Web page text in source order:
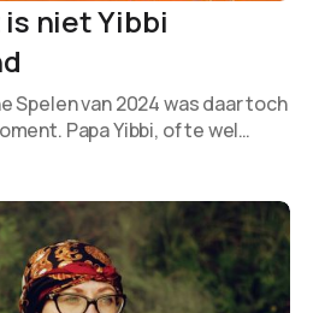
niet Yibbi
Spelen van 2024 was daar toch
Papa Yibbi, of te wel…